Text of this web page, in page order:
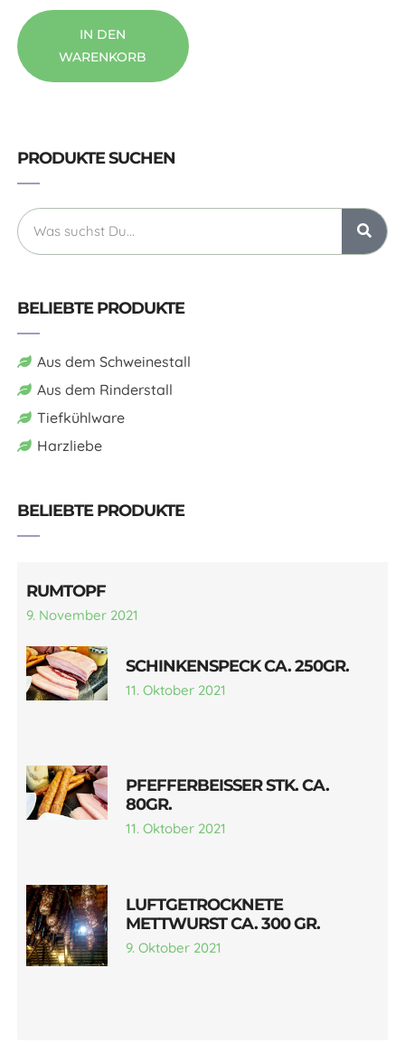
IN DEN
WARENKORB
PRODUKTE SUCHEN
BELIEBTE PRODUKTE
Aus dem Schweinestall
Aus dem Rinderstall
Tiefkühlware
Harzliebe
BELIEBTE PRODUKTE
RUMTOPF
9. November 2021
SCHINKENSPECK CA. 250GR.
11. Oktober 2021
PFEFFERBEISSER STK. CA.
80GR.
11. Oktober 2021
LUFTGETROCKNETE
METTWURST CA. 300 GR.
9. Oktober 2021